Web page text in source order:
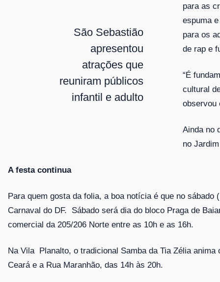
São Sebastião
apresentou
atrações que
reuniram públicos
infantil e adulto
para as
espuma
para os
de rap e
“É
cultural
observou
Ainda no
no
A festa continua
Para quem gosta da folia, a boa notícia é que no
Carnaval do DF. Sábado será dia do bloco Praga de
comercial da 205/206 Norte entre as 10h e as 16h.
Na Vila Planalto, o tradicional Samba da Tia Zélia
Ceará e a Rua Maranhão, das 14h às 20h.